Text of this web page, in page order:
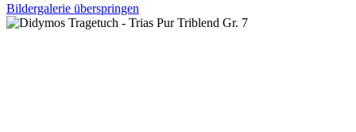
Bildergalerie überspringen